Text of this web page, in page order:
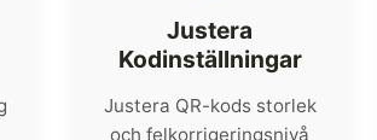
Justera
Kodinställningar
Justera QR-kods storlek
och felkorrigeringsnivå